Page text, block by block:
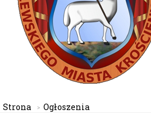
Strona Ogłoszenia